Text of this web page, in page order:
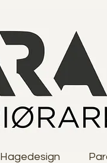
Hagedesign